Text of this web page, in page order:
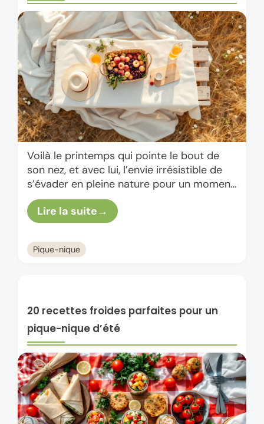
Voilà le printemps qui pointe le bout de
son nez, et avec lui, l’envie irrésistible de
s’évader en pleine nature pour un moment
simple et joyeux. Et si tu donnais …
Lire la suite
Pique-nique
20 recettes froides parfaites pour un
pique-nique d’été